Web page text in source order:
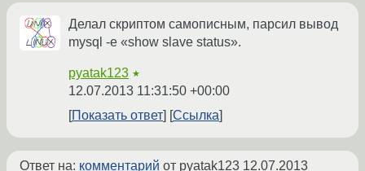
Делал скриптом самописным, парсил вывод
mysql -e «show slave status».
pyatak123 ★
12.07.2013 11:31:50 +00:00
Показать ответ
Ссылка
Ответ на: комментарий от pyatak123 12.07.2013